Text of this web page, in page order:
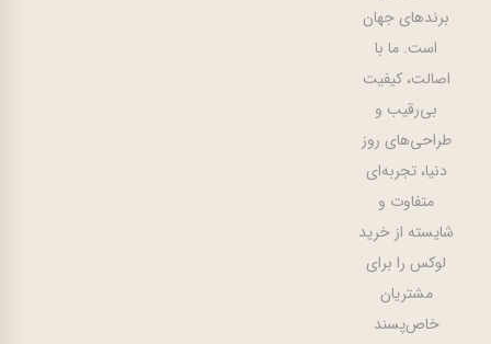
برندهای جهان
است. ما با
اصالت، کیفیت
بی‌رقیب و
طراحی‌های روز
دنیا، تجربه‌ای
متفاوت و
شایسته از خرید
لوکس را برای
مشتریان
خاص‌پسند